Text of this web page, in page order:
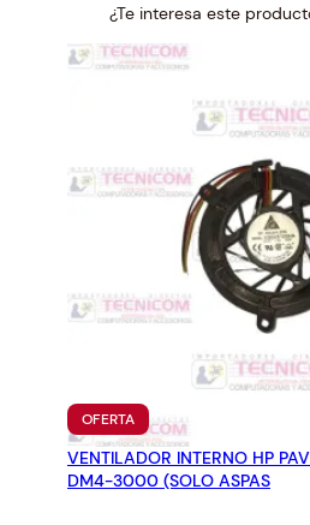
was:
is:
¿Te interesa este
OFERTAPRODUCTO
EN
OFERTA
VENTILADOR INTERNO HP
DM4-3000 (SOLO ASPAS